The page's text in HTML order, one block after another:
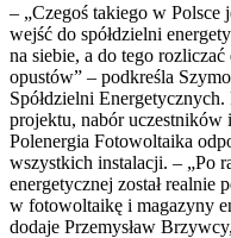
– „Czegoś takiego w Polsce
wejść do spółdzielni
na siebie, a do tego
opustów” – podkreśla
Spółdzielni
projektu, nabór uczestników
Polenergia Fotowoltaika
wszystkich instalacji. – „Po
energetycznej został realnie
w fotowoltaikę i magazyny
dodaje Przemysław